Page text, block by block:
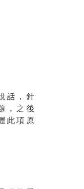
話，針
，之後
此項原